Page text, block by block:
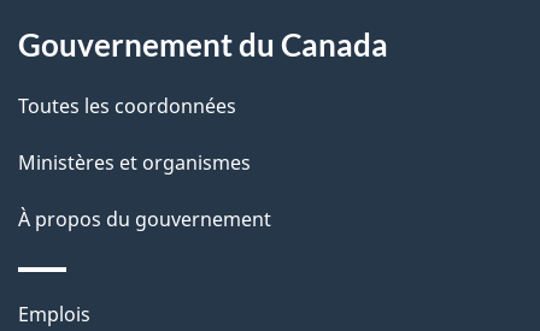
l
p
a
g
e
Gouvernement du Canada
Toutes les coordonnées
Ministères et organismes
À propos du gouvernement
Thèmes
Emplois